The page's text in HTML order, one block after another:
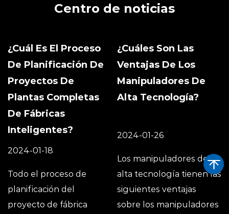
Centro de noticias
¿Cuál Es El Proceso
De Planificación De
Proyectos De
Plantas Completas
De Fábricas
Inteligentes?
2024-01-18
Todo el proceso de
planificación del
proyecto de fábrica
¿Cuáles Son Las
Ventajas De Los
Manipuladores De
Alta Tecnología?
2024-01-26
Los manipuladores de
alta tecnología tienen las
siguientes ventajas
sobre los manipuladores